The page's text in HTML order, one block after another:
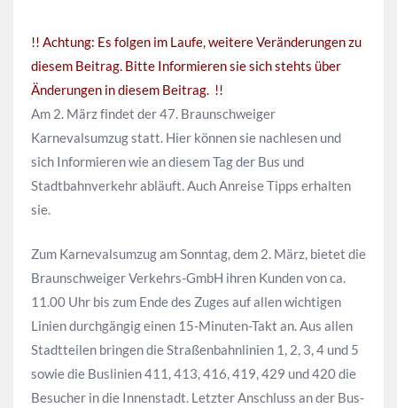
!! Achtung: Es folgen im Laufe, weitere Veränderungen zu
diesem Beitrag. Bitte Informieren sie sich stehts über
Änderungen in diesem Beitrag. !!
Am 2. März findet der 47. Braunschweiger
Karnevalsumzug statt. Hier können sie nachlesen und
sich Informieren wie an diesem Tag der Bus und
Stadtbahnverkehr abläuft. Auch Anreise Tipps erhalten
sie.
Zum Karnevalsumzug am Sonntag, dem 2. März, bietet die
Braunschweiger Verkehrs-GmbH ihren Kunden von ca.
11.00 Uhr bis zum Ende des Zuges auf allen wichtigen
Linien durchgängig einen 15-Minuten-Takt an. Aus allen
Stadtteilen bringen die Straßenbahnlinien 1, 2, 3, 4 und 5
sowie die Buslinien 411, 413, 416, 419, 429 und 420 die
Besucher in die Innenstadt. Letzter Anschluss an der Bus-